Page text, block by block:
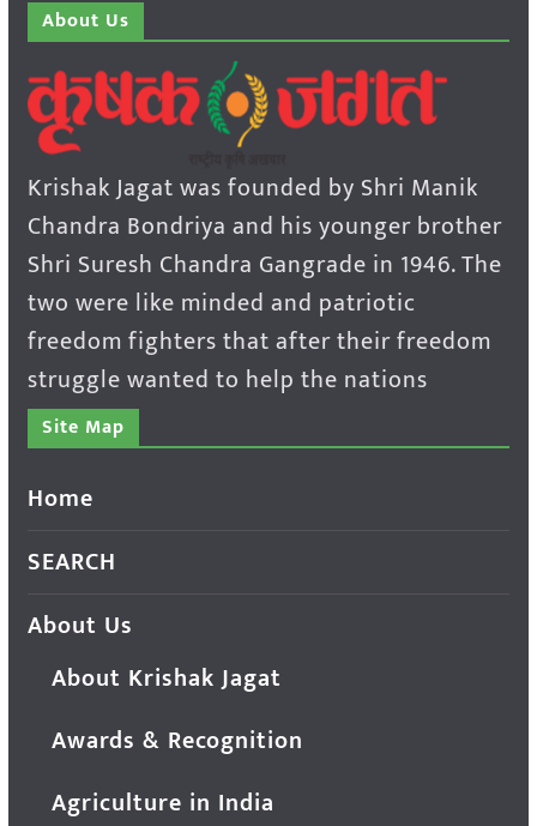
About Us
Krishak Jagat was founded by Shri Manik
Chandra Bondriya and his younger brother
Shri Suresh Chandra Gangrade in 1946. The
two were like minded and patriotic
freedom fighters that after their freedom
struggle wanted to help the nations
Site Map
Home
SEARCH
About Us
About Krishak Jagat
Awards & Recognition
Agriculture in India